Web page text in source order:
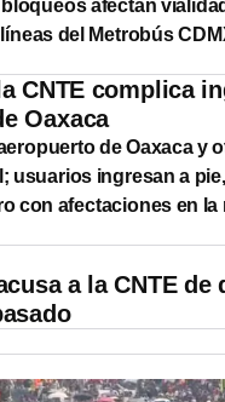
afectan
del Metrobús
CNTE complica
Oaxaca
de Oaxaca y
usuarios ingresan a
con afectaciones en la
a la CNTE de